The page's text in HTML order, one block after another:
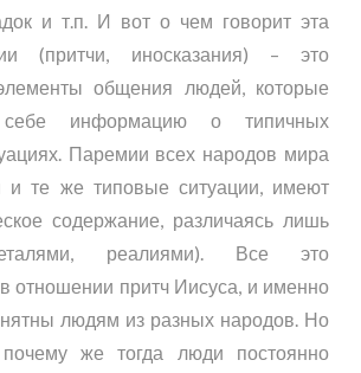
и т.п. И вот о чем говорит эта
(притчи, иносказания) – это
общения людей, которые
информацию о типичных
Паремии всех народов мира
и те же типовые ситуации, имеют
содержание, различаясь лишь
реалиями). Все это
отношении притч Иисуса, и именно
людям из разных народов. Но
же тогда люди постоянно